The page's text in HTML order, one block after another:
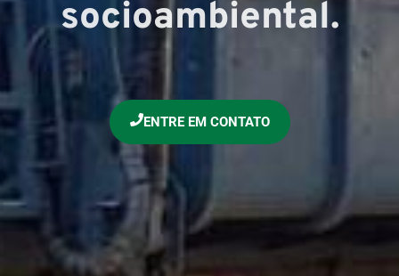
socioambiental.
ENTRE EM CONTATO